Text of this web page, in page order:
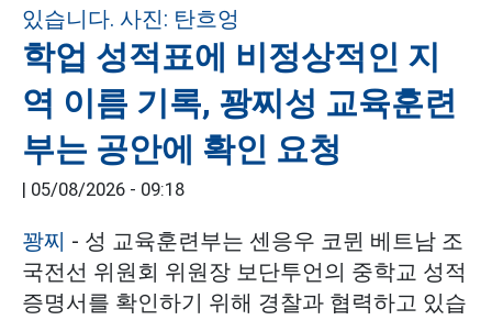
학업 성적표에 비정상적인 지
역 이름 기록, 꽝찌성 교육훈련
부는 공안에 확인 요청
| 05/08/2026 - 09:18
꽝찌 - 성 교육훈련부는 센응우 코뮌 베트남 조
국전선 위원회 위원장 보단투언의 중학교 성적
증명서를 확인하기 위해 경찰과 협력하고 있습